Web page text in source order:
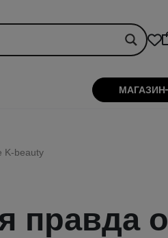
МАГАЗИН
K-beauty
правда о